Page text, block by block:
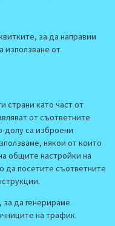
за да направим
използване от
страни като част от
от съответните
долу са изброени
някои от които
общите настройки на
да посетите съответните
да генерираме
на трафик.